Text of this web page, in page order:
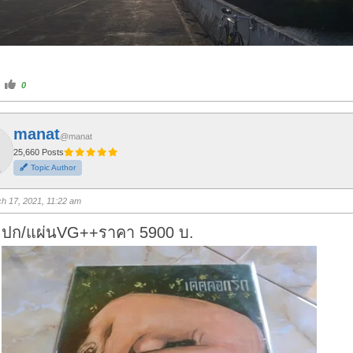
C
i
o
t
h
u
m
u
p
0
manat@manat
25,660 Posts
Topic Author
17, 2021, 11:22 am
ปก/แผ่นVG++ราคา 5900 บ.